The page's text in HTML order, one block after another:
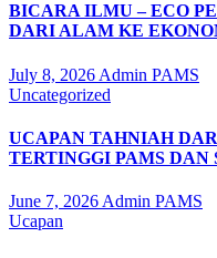
BICARA ILMU – ECO
DARI ALAM KE
July 8, 2026 Admin PAMS
Uncategorized
UCAPAN TAHNIAH
TERTINGGI PAMS DAN
June 7, 2026 Admin PAMS
Ucapan